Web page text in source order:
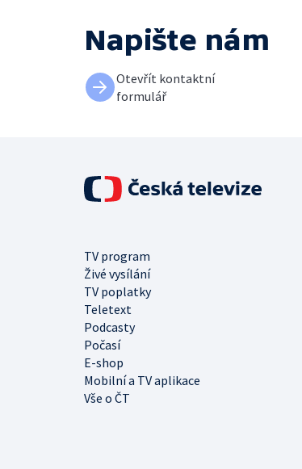
Napište nám
Otevřít kontaktní
formulář
TV program
Živé vysílání
TV poplatky
Teletext
Podcasty
Počasí
E-shop
Mobilní a TV aplikace
Vše o ČT